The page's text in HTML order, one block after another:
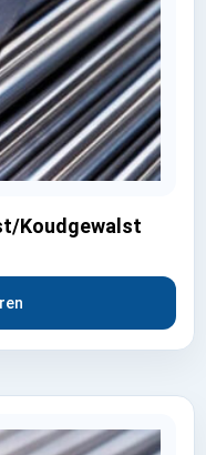
Koudgewalst